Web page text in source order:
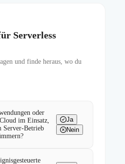
Serverless
und finde heraus, wo du
oder
im Einsatz,
Server-Betrieb
Ja
Nein